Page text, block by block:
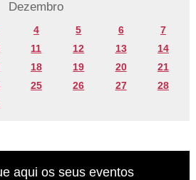
Dezembro
4 5 6
7
11 12 13
14
18 19 20
21
25 26 27
28
aqui os seus eventos